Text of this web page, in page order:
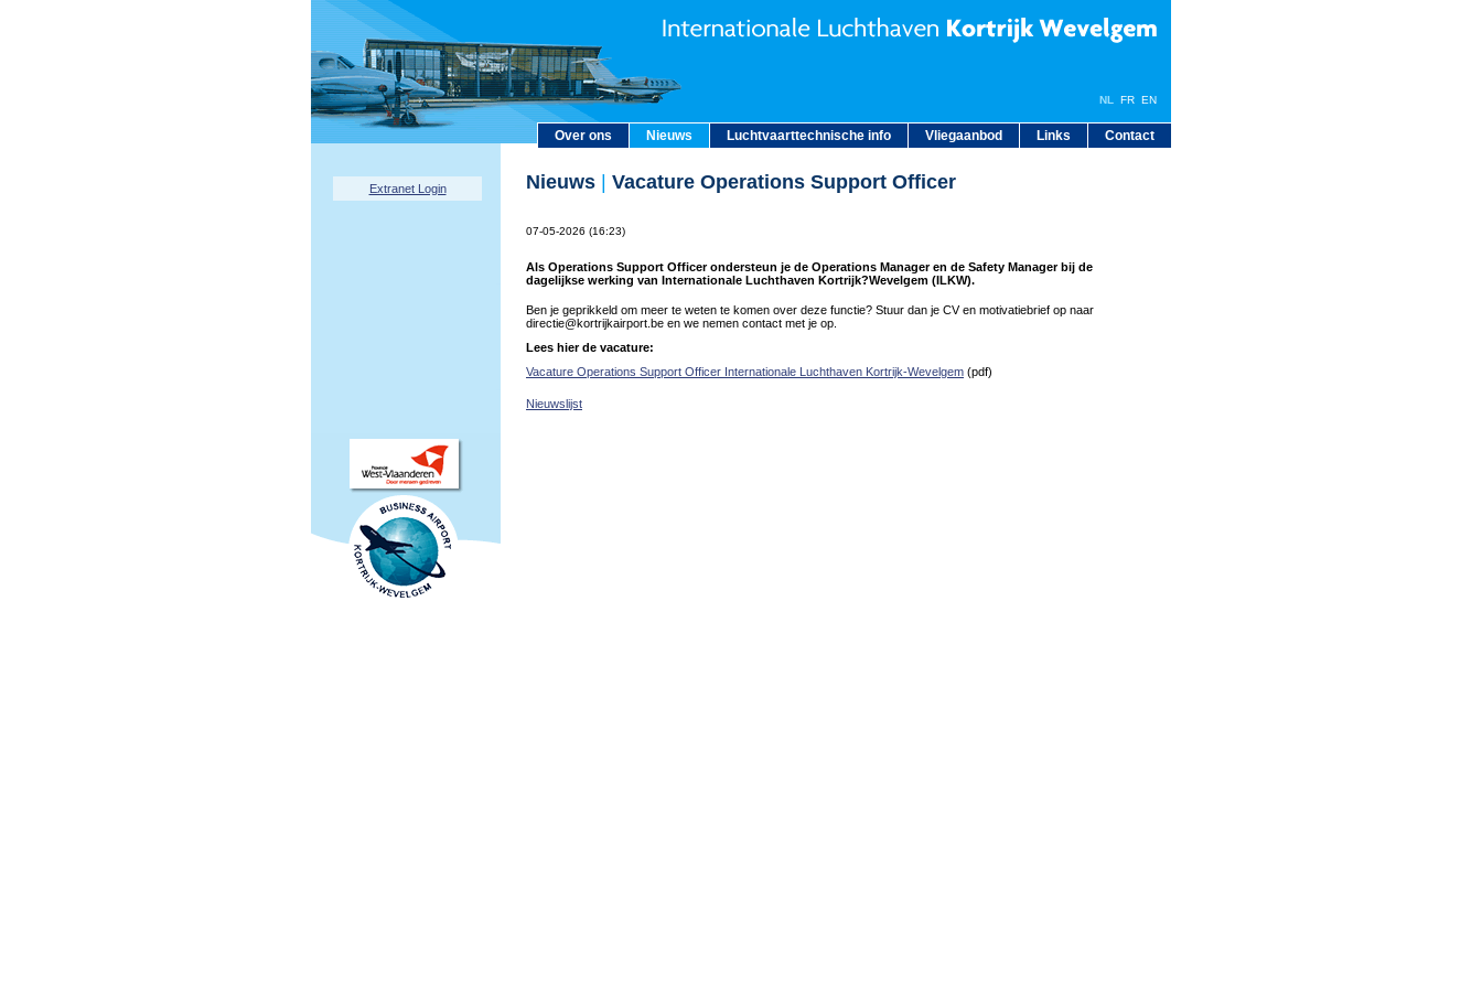
Over ons Nieuws Luchtvaarttechnische info Vliegaanbod Links Contact
NL FR EN
Extranet Login Nieuws Vacature Operations Support Officer
07-05-2026 (16:23)
Als Operations Support Officer ondersteun je de Operations Manager en de Safety Manager bij de
dagelijkse werking van Internationale Luchthaven Kortrijk?Wevelgem (ILKW).
Ben je geprikkeld om meer te weten te komen over deze functie? Stuur dan je CV en motivatiebrief op naar
directie@kortrijkairport.be en we nemen contact met je op.
Lees hier de vacature:
Vacature Operations Support Officer Internationale Luchthaven Kortrijk-Wevelgem (pdf)
Nieuwslijst